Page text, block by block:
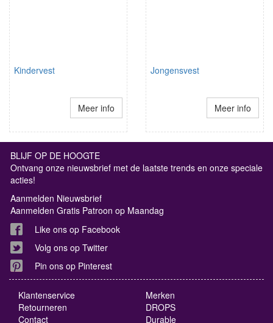
Kindervest
Meer info
Jongensvest
Meer info
BLIJF OP DE HOOGTE
Ontvang onze nieuwsbrief met de laatste trends en onze speciale
acties!
Aanmelden Nieuwsbrief
Aanmelden Gratis Patroon op Maandag
Like ons op Facebook
Volg ons op Twitter
Pin ons op Pinterest
Klantenservice
Retourneren
Contact
Merken
DROPS
Durable